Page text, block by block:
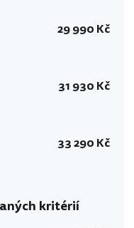
29 990 Kč
31 930 Kč
33 290 Kč
kritérií